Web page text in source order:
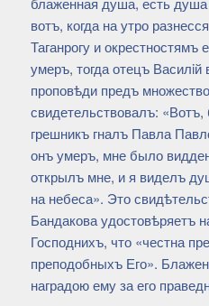
вотъ, когда на утро
Таганрогу и
умеръ, тогда отецъ
проповѣди предъ
свидетельствовалъ: «Вотъ,
грешникъ гналъ Павла
онъ умеръ, мне было
открылъ мне, и я виделъ
на небеса». Это
Бандакова удостовѣряетъ
Господнихъ, что «честна
преподобныхъ Его».
наградою ему за его